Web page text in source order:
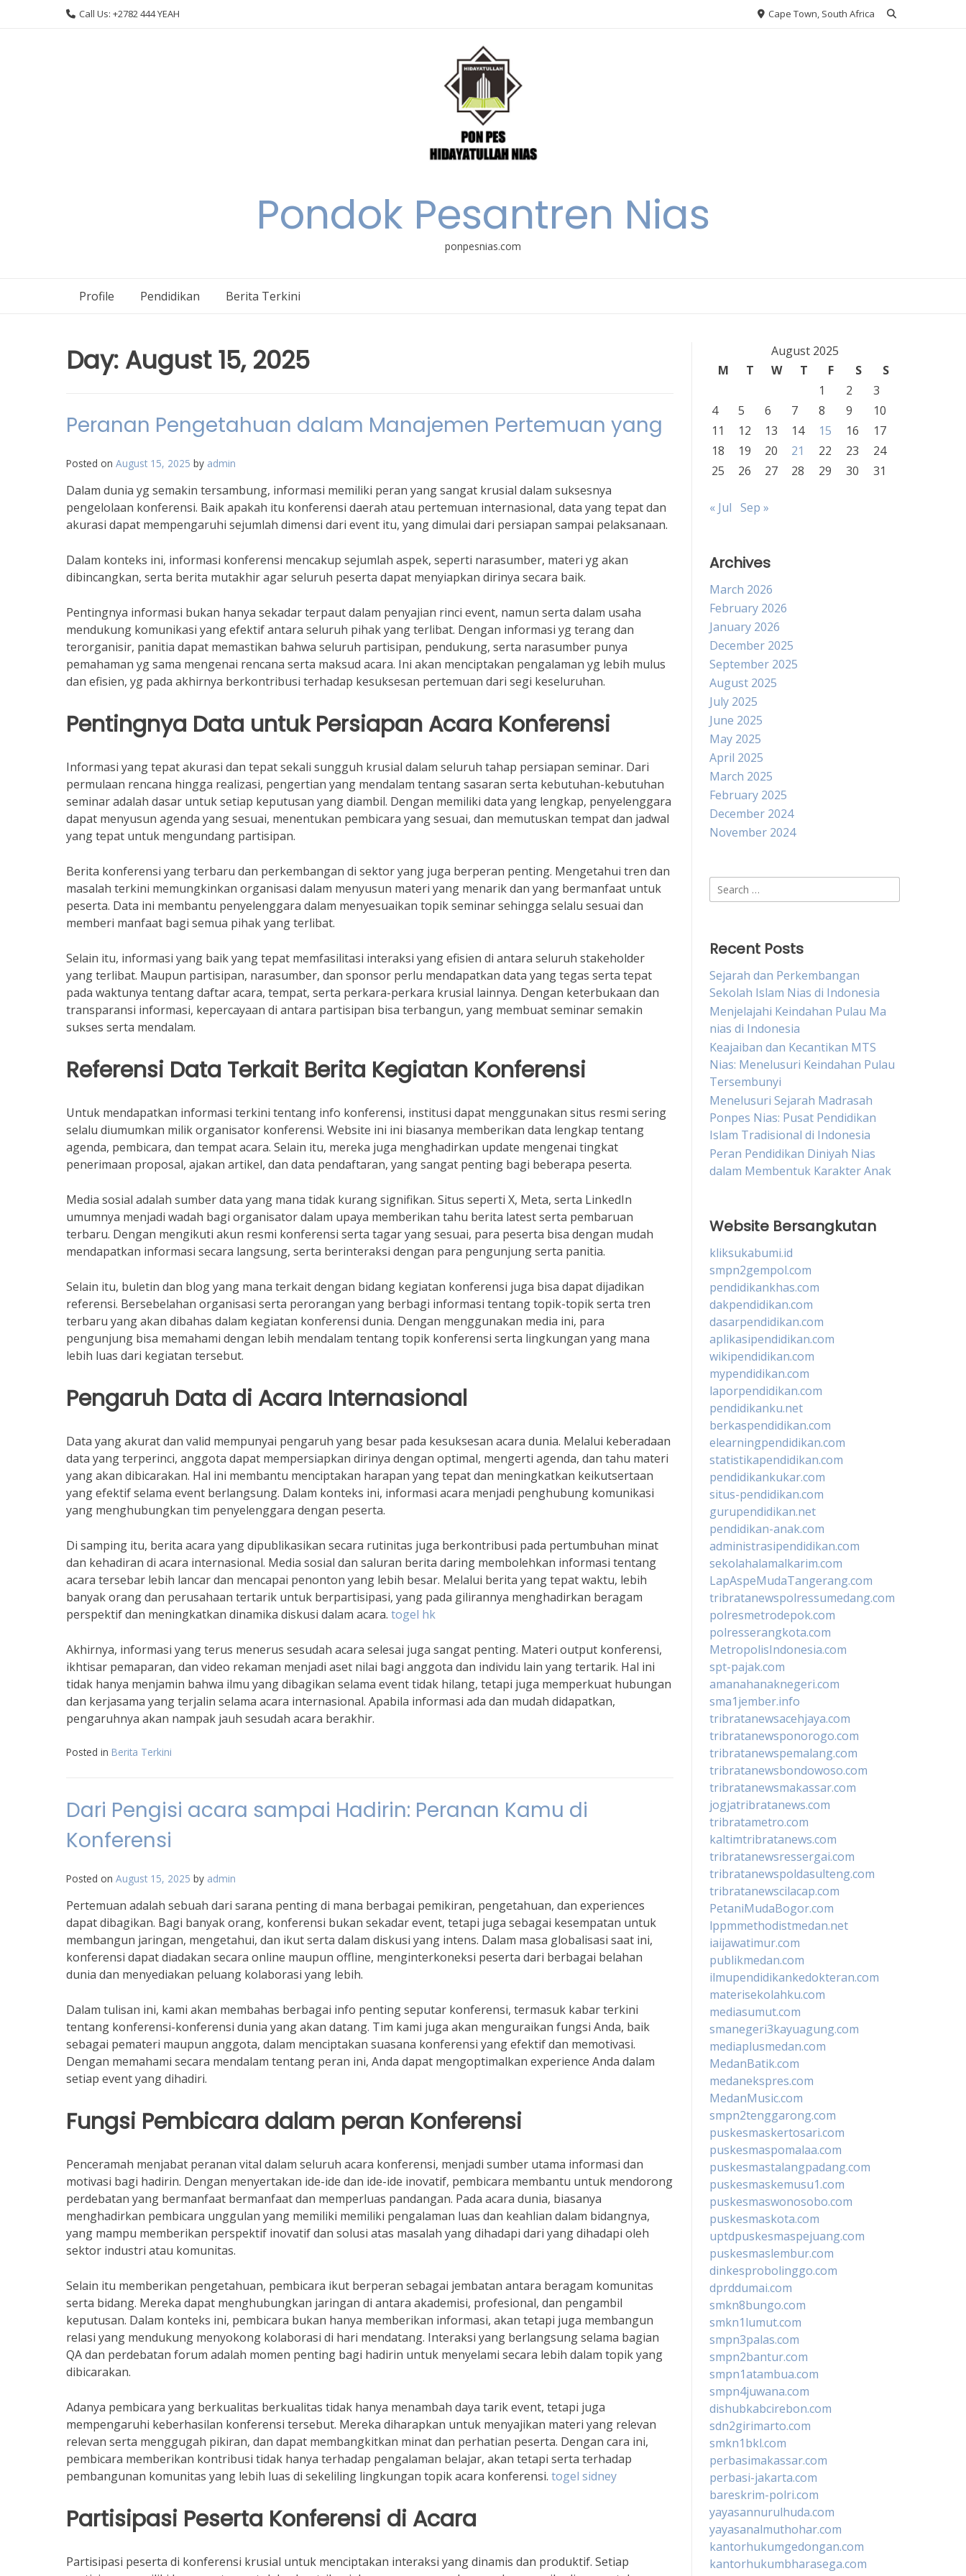
Call Us: +2782 444 YEAH Cape Town, South Africa
Pondok Pesantren Nias
ponpesnias.com
Profile Pendidikan Berita Terkini
Day: August 15, 2025
Peranan Pengetahuan dalam Manajemen Pertemuan yang
Posted on August 15, 2025 by admin
Dalam dunia yg semakin tersambung, informasi memiliki peran yang sangat krusial dalam suksesnya
pengelolaan konferensi. Baik apakah itu konferensi daerah atau pertemuan internasional, data yang tepat dan
akurasi dapat mempengaruhi sejumlah dimensi dari event itu, yang dimulai dari persiapan sampai pelaksanaan.
Dalam konteks ini, informasi konferensi mencakup sejumlah aspek, seperti narasumber, materi yg akan
dibincangkan, serta berita mutakhir agar seluruh peserta dapat menyiapkan dirinya secara baik.
Pentingnya informasi bukan hanya sekadar terpaut dalam penyajian rinci event, namun serta dalam usaha
mendukung komunikasi yang efektif antara seluruh pihak yang terlibat. Dengan informasi yg terang dan
terorganisir, panitia dapat memastikan bahwa seluruh partisipan, pendukung, serta narasumber punya
pemahaman yg sama mengenai rencana serta maksud acara. Ini akan menciptakan pengalaman yg lebih mulus
dan efisien, yg pada akhirnya berkontribusi terhadap kesuksesan pertemuan dari segi keseluruhan.
Pentingnya Data untuk Persiapan Acara Konferensi
Informasi yang tepat akurasi dan tepat sekali sungguh krusial dalam seluruh tahap persiapan seminar. Dari
permulaan rencana hingga realizasi, pengertian yang mendalam tentang sasaran serta kebutuhan-kebutuhan
seminar adalah dasar untuk setiap keputusan yang diambil. Dengan memiliki data yang lengkap, penyelenggara
dapat menyusun agenda yang sesuai, menentukan pembicara yang sesuai, dan memutuskan tempat dan jadwal
yang tepat untuk mengundang partisipan.
Berita konferensi yang terbaru dan perkembangan di sektor yang juga berperan penting. Mengetahui tren dan
masalah terkini memungkinkan organisasi dalam menyusun materi yang menarik dan yang bermanfaat untuk
peserta. Data ini membantu penyelenggara dalam menyesuaikan topik seminar sehingga selalu sesuai dan
memberi manfaat bagi semua pihak yang terlibat.
Selain itu, informasi yang baik yang tepat memfasilitasi interaksi yang efisien di antara seluruh stakeholder
yang terlibat. Maupun partisipan, narasumber, dan sponsor perlu mendapatkan data yang tegas serta tepat
pada waktunya tentang daftar acara, tempat, serta perkara-perkara krusial lainnya. Dengan keterbukaan dan
transparansi informasi, kepercayaan di antara partisipan bisa terbangun, yang membuat seminar semakin
sukses serta mendalam.
Referensi Data Terkait Berita Kegiatan Konferensi
Untuk mendapatkan informasi terkini tentang info konferensi, institusi dapat menggunakan situs resmi sering
selalu diumumkan milik organisator konferensi. Website ini ini biasanya memberikan data lengkap tentang
agenda, pembicara, dan tempat acara. Selain itu, mereka juga menghadirkan update mengenai tingkat
penerimaan proposal, ajakan artikel, dan data pendaftaran, yang sangat penting bagi beberapa peserta.
Media sosial adalah sumber data yang mana tidak kurang signifikan. Situs seperti X, Meta, serta LinkedIn
umumnya menjadi wadah bagi organisator dalam upaya memberikan tahu berita latest serta pembaruan
terbaru. Dengan mengikuti akun resmi konferensi serta tagar yang sesuai, para peserta bisa dengan mudah
mendapatkan informasi secara langsung, serta berinteraksi dengan para pengunjung serta panitia.
Selain itu, buletin dan blog yang mana terkait dengan bidang kegiatan konferensi juga bisa dapat dijadikan
referensi. Bersebelahan organisasi serta perorangan yang berbagi informasi tentang topik-topik serta tren
terbaru yang akan dibahas dalam kegiatan konferensi dunia. Dengan menggunakan media ini, para
pengunjung bisa memahami dengan lebih mendalam tentang topik konferensi serta lingkungan yang mana
lebih luas dari kegiatan tersebut.
Pengaruh Data di Acara Internasional
Data yang akurat dan valid mempunyai pengaruh yang besar pada kesuksesan acara dunia. Melalui keberadaan
data yang terperinci, anggota dapat mempersiapkan dirinya dengan optimal, mengerti agenda, dan tahu materi
yang akan dibicarakan. Hal ini membantu menciptakan harapan yang tepat dan meningkatkan keikutsertaan
yang efektif selama event berlangsung. Dalam konteks ini, informasi acara menjadi penghubung komunikasi
yang menghubungkan tim penyelenggara dengan peserta.
Di samping itu, berita acara yang dipublikasikan secara rutinitas juga berkontribusi pada pertumbuhan minat
dan kehadiran di acara internasional. Media sosial dan saluran berita daring membolehkan informasi tentang
acara tersebar lebih lancar dan mencapai penonton yang lebih besar. Melalui berita yang tepat waktu, lebih
banyak orang dan perusahaan tertarik untuk berpartisipasi, yang pada gilirannya menghadirkan beragam
perspektif dan meningkatkan dinamika diskusi dalam acara. togel hk
Akhirnya, informasi yang terus menerus sesudah acara selesai juga sangat penting. Materi output konferensi,
ikhtisar pemaparan, dan video rekaman menjadi aset nilai bagi anggota dan individu lain yang tertarik. Hal ini
tidak hanya menjamin bahwa ilmu yang dibagikan selama event tidak hilang, tetapi juga memperkuat hubungan
dan kerjasama yang terjalin selama acara internasional. Apabila informasi ada dan mudah didapatkan,
pengaruhnya akan nampak jauh sesudah acara berakhir.
Posted in Berita Terkini
Dari Pengisi acara sampai Hadirin: Peranan Kamu di
Konferensi
Posted on August 15, 2025 by admin
Pertemuan adalah sebuah dari sarana penting di mana berbagai pemikiran, pengetahuan, dan experiences
dapat dibagikan. Bagi banyak orang, konferensi bukan sekadar event, tetapi juga sebagai kesempatan untuk
membangun jaringan, mengetahui, dan ikut serta dalam diskusi yang intens. Dalam masa globalisasi saat ini,
konferensi dapat diadakan secara online maupun offline, menginterkoneksi peserta dari berbagai belahan
dunia dan menyediakan peluang kolaborasi yang lebih.
Dalam tulisan ini, kami akan membahas berbagai info penting seputar konferensi, termasuk kabar terkini
tentang konferensi-konferensi dunia yang akan datang. Tim kami juga akan menguraikan fungsi Anda, baik
sebagai pemateri maupun anggota, dalam menciptakan suasana konferensi yang efektif dan memotivasi.
Dengan memahami secara mendalam tentang peran ini, Anda dapat mengoptimalkan experience Anda dalam
setiap event yang dihadiri.
Fungsi Pembicara dalam peran Konferensi
Penceramah menjabat peranan vital dalam seluruh acara konferensi, menjadi sumber utama informasi dan
motivasi bagi hadirin. Dengan menyertakan ide-ide dan ide-ide inovatif, pembicara membantu untuk mendorong
perdebatan yang bermanfaat bermanfaat dan memperluas pandangan. Pada acara dunia, biasanya
menghadirkan pembicara unggulan yang memiliki memiliki pengalaman luas dan keahlian dalam bidangnya,
yang mampu memberikan perspektif inovatif dan solusi atas masalah yang dihadapi dari yang dihadapi oleh
sektor industri atau komunitas.
Selain itu memberikan pengetahuan, pembicara ikut berperan sebagai jembatan antara beragam komunitas
serta bidang. Mereka dapat menghubungkan jaringan di antara akademisi, profesional, dan pengambil
keputusan. Dalam konteks ini, pembicara bukan hanya memberikan informasi, akan tetapi juga membangun
relasi yang mendukung menyokong kolaborasi di hari mendatang. Interaksi yang berlangsung selama bagian
QA dan perdebatan forum adalah momen penting bagi hadirin untuk menyelami secara lebih dalam topik yang
dibicarakan.
Adanya pembicara yang berkualitas berkualitas tidak hanya menambah daya tarik event, tetapi juga
mempengaruhi keberhasilan konferensi tersebut. Mereka diharapkan untuk menyajikan materi yang relevan
relevan serta menggugah pikiran, dan dapat membangkitkan minat dan perhatian peserta. Dengan cara ini,
pembicara memberikan kontribusi tidak hanya terhadap pengalaman belajar, akan tetapi serta terhadap
pembangunan komunitas yang lebih luas di sekeliling lingkungan topik acara konferensi. togel sidney
Partisipasi Peserta Konferensi di Acara
Partisipasi peserta di konferensi krusial untuk menciptakan interaksi yang dinamis dan produktif. Setiap
August 2025
M
T W T F S
S
1
2
3
4
5 6 7 8 9
10
11
12 13 14 15 16
17
18
19 20 21 22 23
24
25
26 27 28 29 30 31
« Jul Sep »
Archives
March 2026
February 2026
January 2026
December 2025
September 2025
August 2025
July 2025
June 2025
May 2025
April 2025
March 2025
February 2025
December 2024
November 2024
Search
for:
Recent Posts
Sejarah dan Perkembangan
Sekolah Islam Nias di Indonesia
Menjelajahi Keindahan Pulau Ma
nias di Indonesia
Keajaiban dan Kecantikan MTS
Nias: Menelusuri Keindahan Pulau
Tersembunyi
Menelusuri Sejarah Madrasah
Ponpes Nias: Pusat Pendidikan
Islam Tradisional di Indonesia
Peran Pendidikan Diniyah Nias
dalam Membentuk Karakter Anak
Website Bersangkutan
kliksukabumi.id
smpn2gempol.com
pendidikankhas.com
dakpendidikan.com
dasarpendidikan.com
aplikasipendidikan.com
wikipendidikan.com
mypendidikan.com
laporpendidikan.com
pendidikanku.net
berkaspendidikan.com
elearningpendidikan.com
statistikapendidikan.com
pendidikankukar.com
situs-pendidikan.com
gurupendidikan.net
pendidikan-anak.com
administrasipendidikan.com
sekolahalamalkarim.com
LapAspeMudaTangerang.com
tribratanewspolressumedang.com
polresmetrodepok.com
polresserangkota.com
MetropolisIndonesia.com
spt-pajak.com
amanahanaknegeri.com
sma1jember.info
tribratanewsacehjaya.com
tribratanewsponorogo.com
tribratanewspemalang.com
tribratanewsbondowoso.com
tribratanewsmakassar.com
jogjatribratanews.com
tribratametro.com
kaltimtribratanews.com
tribratanewsressergai.com
tribratanewspoldasulteng.com
tribratanewscilacap.com
PetaniMudaBogor.com
lppmmethodistmedan.net
iaijawatimur.com
publikmedan.com
ilmupendidikankedokteran.com
materisekolahku.com
mediasumut.com
smanegeri3kayuagung.com
mediaplusmedan.com
MedanBatik.com
medanekspres.com
MedanMusic.com
smpn2tenggarong.com
puskesmaskertosari.com
puskesmaspomalaa.com
puskesmastalangpadang.com
puskesmaskemusu1.com
puskesmaswonosobo.com
puskesmaskota.com
uptdpuskesmaspejuang.com
puskesmaslembur.com
dinkesprobolinggo.com
dprddumai.com
smkn8bungo.com
smkn1lumut.com
smpn3palas.com
smpn2bantur.com
smpn1atambua.com
smpn4juwana.com
dishubkabcirebon.com
sdn2girimarto.com
smkn1bkl.com
perbasimakassar.com
perbasi-jakarta.com
bareskrim-polri.com
yayasannurulhuda.com
yayasanalmuthohar.com
kantorhukumgedongan.com
kantorhukumbharasega.com